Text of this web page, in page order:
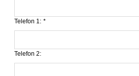
Telefon 1: *
Telefon 2: